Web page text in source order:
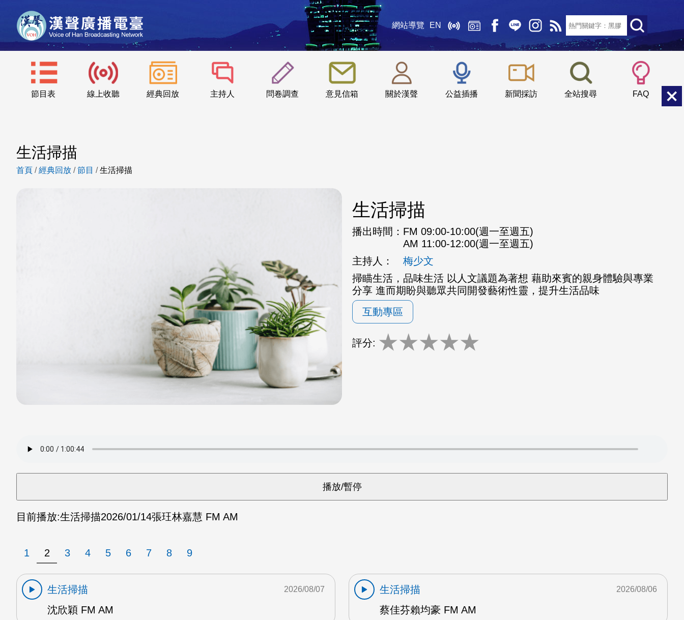
網站導覽 EN
節目表 線上收聽 經典回放 主持人 問卷調查 意見信箱 關於漢聲 公益插播 新聞採訪 全站搜尋 FAQ
::: 小 中
生活掃描
首頁 /經典回放 /節目 /生活掃描
生活掃描
播出時間： FM 09:00-10:00(週一至週五)
AM 11:00-12:00(週一至週五)
主持人：
梅少文
掃瞄生活，品味生活 以人文議題為著想 藉助來賓的親身體驗與專業
分享 進而期盼與聽眾共同開發藝術性靈，提升生活品味
互動專區
評分: ★★★★★
目前播放:生活掃描2026/01/14張玨林嘉慧 FM AM
1 2 3 4 5 6 7 8 9
生活掃描
沈欣穎 FM AM
2026/08/07
生活掃描
蔡佳芬賴均豪 FM AM
2026/08/06